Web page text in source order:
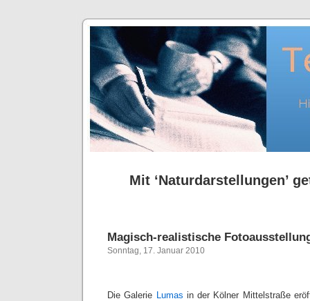
Mit ‘Naturdarstellungen’
Magisch-realistische
Sonntag, 17. Januar 2010
Die Galerie Lumas in der Kölner Mittelstraße